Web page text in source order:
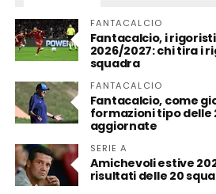
FANTACALCIO
Fantacalcio, i
2026/2027: chi tira i
squadra
FANTACALCIO
Fantacalcio, come
formazioni tipo delle
aggiornate
SERIE A
Amichevoli estive
risultati delle 20